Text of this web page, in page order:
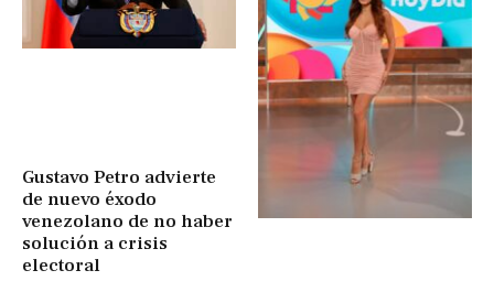
Gustavo Petro advierte
de nuevo éxodo
venezolano de no haber
solución a crisis
electoral